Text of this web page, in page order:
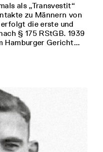
als „Transvestit“
zu Männern von
die erste und
§ 175 RStGB. 1939
Hamburger Gericht...